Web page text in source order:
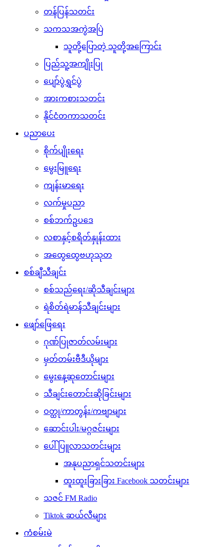
တန်ပြန်သတင်း
သကသအကွဲအပြဲ
သူတို့ပြောတဲ့ သူတို့အကြောင်း
ပြည်သူ့အကျိုးပြု
ပျော်ပွဲရွှင်ပွဲ
အားကစားသတင်း
နိုင်ငံတကာသတင်း
ပညာပေး
စိုက်ပျိုးရေး
မွေးမြူရေး
ကျန်းမာရေး
လက်မှုပညာ
စစ်ဘက်ဥပဒေ
လစာနှင့်စရိတ်နှုန်းထား
အထွေထွေဗဟုသုတ
စစ်ချီသီချင်း
စစ်သည်ရေး/ဆိုသီချင်းများ
ရဲစိတ်ရဲမာန်သီချင်းများ
ဖျော်ဖြေရေး
ဂုဏ်ပြုဇာတ်လမ်းများ
မှတ်တမ်းဗီဒီယိုများ
မွေးနေ့ဆုတောင်းများ
သီချင်းတောင်းဆိုခြင်းများ
ဝတ္ထု/ကာတွန်း/ကဗျာများ
ဆောင်းပါး/မဂ္ဂဇင်းများ
ပေါ်ပြူလာသတင်းများ
အနုပညာရှင်သတင်းများ
ထူးထူးခြားခြား Facebook သတင်းများ
သဇင် FM Radio
Tiktok ဆယ်လီများ
ကံစမ်းမဲ